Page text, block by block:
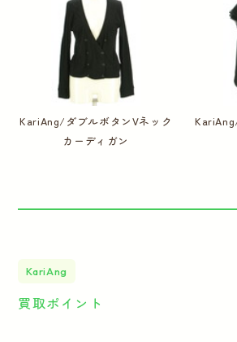
KariAng/ダブルボタンVネック
カーディガン
KariAng
買取ポイント